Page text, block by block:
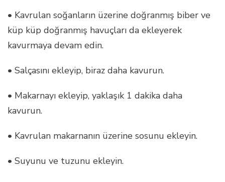
• Kavrulan soğanların üzerine doğranmış biber ve
küp küp doğranmış havuçları da ekleyerek
kavurmaya devam edin.
• Salçasını ekleyip, biraz daha kavurun.
• Makarnayı ekleyip, yaklaşık 1 dakika daha
kavurun.
• Kavrulan makarnanın üzerine sosunu ekleyin.
• Suyunu ve tuzunu ekleyin.